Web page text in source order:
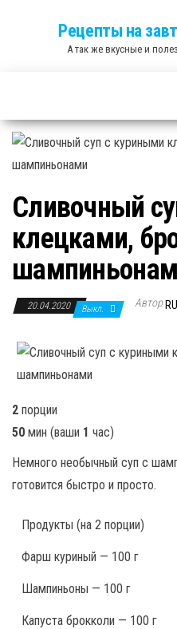
Рецепты на
А так же вкусные и
Сливочный
клецками,
20.04.2020 Выкл. Автор
2 порции
50 мин (ваши 1 час)
Немного необычный суп с
готовится быстро и просто.
Продукты (на 2 порции)
Фарш куриный — 100 г
Шампиньоны — 100 г
Капуста брокколи — 100 г